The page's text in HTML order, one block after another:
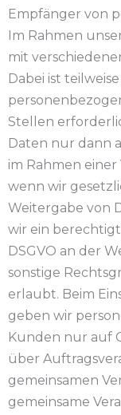
Empfänger von
Im Rahmen
mit
Dabei ist
Stellen
Daten nur dann
im Rahmen
wenn wir
Weitergabe von
wir ein
DSGVO an der
sonstige
erlaubt. Beim
geben wir
Kunden nur auf
über
gemeinsamen
gemeinsame